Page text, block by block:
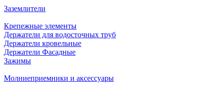
Заземлители
Крепежные элементы
Держатели для водосточных труб
Держатели кровельные
Держатели Фасадные
Зажимы
Молниеприемники и аксессуары